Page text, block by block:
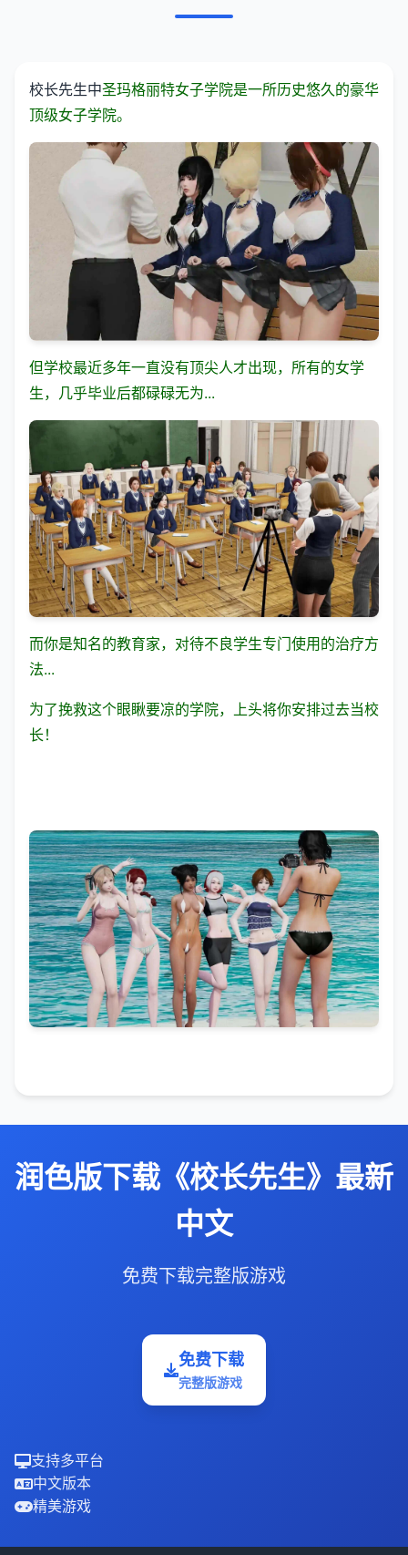
校长先生中圣玛格丽特女子学院是一所历史悠久的豪华
顶级女子学院。
但学校最近多年一直没有顶尖人才出现，所有的女学
生，几乎毕业后都碌碌无为...
而你是知名的教育家，对待不良学生专门使用的治疗方
法...
为了挽救这个眼瞅要凉的学院，上头将你安排过去当校
长！
润色版下载《校长先生》最新
中文
免费下载完整版游戏
免费下载
完整版游戏
支持多平台
中文版本
精美游戏